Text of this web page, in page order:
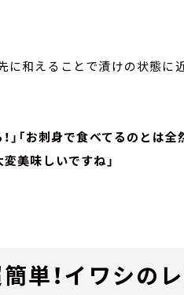
に和えることで漬けの状態に
」「お刺身で食べてるのとは全
美味しいですね」
単！イワシの